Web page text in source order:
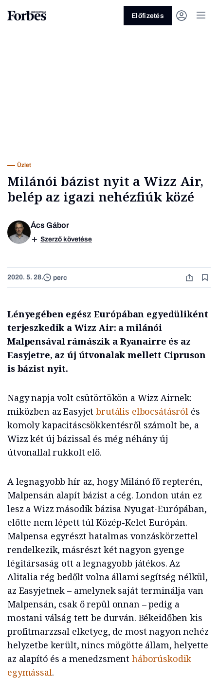
Előfizetés
Üzlet
Milánói bázist nyit a Wizz Air,
belép az igazi nehézfiúk közé
Ács Gábor
Szerző követése
2020. 5. 28. perc
Lényegében egész Európában egyedüliként
terjeszkedik a Wizz Air: a milánói
Malpensával rámászik a Ryanairre és az
Easyjetre, az új útvonalak mellett Cipruson
is bázist nyit.
Nagy napja volt csütörtökön a Wizz Airnek:
miközben az Easyjetbrutális elbocsátásrólés
komoly kapacitáscsökkentésről számolt be, a
Wizz két új bázissal és még néhány új
útvonallal rukkolt elő.
A legnagyobb hír az, hogy Milánó fő repterén,
Malpensán alapít bázist a cég. London után ez
lesz a Wizz második bázisa Nyugat-Európában,
előtte nem lépett túl Közép-Kelet Európán.
Malpensa egyrészt hatalmas vonzáskörzettel
rendelkezik, másrészt két nagyon gyenge
légitársaság ott a legnagyobb játékos. Az
Alitalia rég bedőlt volna állami segítség nélkül,
az Easyjetnek – amelynek saját terminálja van
Malpensán, csak ő repül onnan – pedig a
mostani válság tett be durván. Békeidőben kis
profitmarzzsal elketyeg, de most nagyon nehéz
helyzetbe került, nincs mögötte állam, helyette
az alapító és a menedzsment háborúskodik
egymással.